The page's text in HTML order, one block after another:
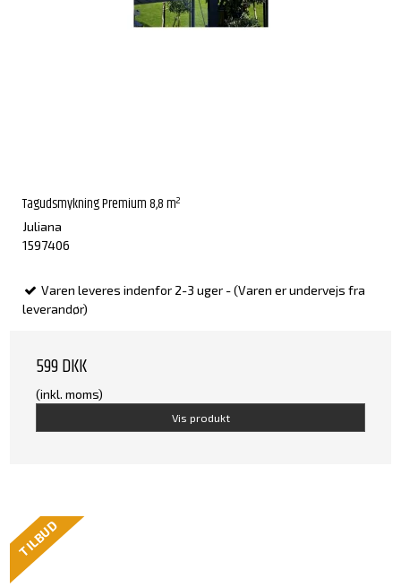
Tagudsmykning Premium 8,8 m²
Juliana
1597406
Varen leveres indenfor 2-3 uger - (Varen er undervejs fra
leverandør)
599 DKK
(inkl. moms)
Vis produkt
TILBUD